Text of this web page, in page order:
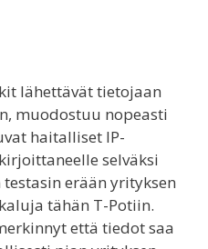
lähettävät tietojaan
muodostuu nopeasti
haitalliset IP-
selväksi
erään yrityksen
tähän T-Potiin.
että tiedot saa